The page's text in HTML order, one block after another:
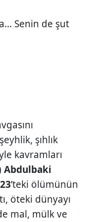
Senin de şut
şıhlık
kavramları
Abdulbaki
’teki ölümünün
öteki dünyayı
mal, mülk ve